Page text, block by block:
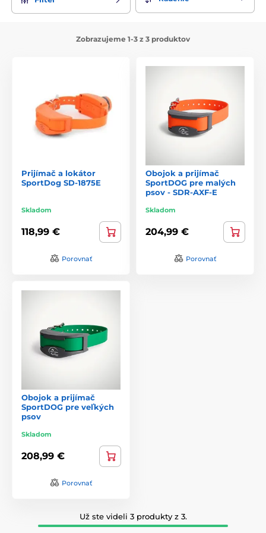
Zobrazujeme 1-3 z 3 produktov
Prijímač a lokátor
SportDog SD-1875E
Skladom
118,99 €
Porovnať
Obojok a prijímač
SportDOG pre malých
psov - SDR-AXF-E
Skladom
204,99 €
Porovnať
Obojok a prijímač
SportDOG pre veľkých
psov
Skladom
208,99 €
Porovnať
Už ste videli 3 produkty z 3.